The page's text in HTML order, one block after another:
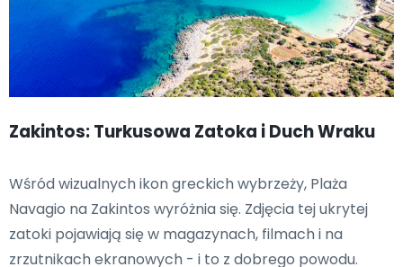
Zakintos: Turkusowa Zatoka i Duch Wraku
Wśród wizualnych ikon greckich wybrzeży, Plaża
Navagio na Zakintos wyróżnia się. Zdjęcia tej ukrytej
zatoki pojawiają się w magazynach, filmach i na
zrzutnikach ekranowych - i to z dobrego powodu.